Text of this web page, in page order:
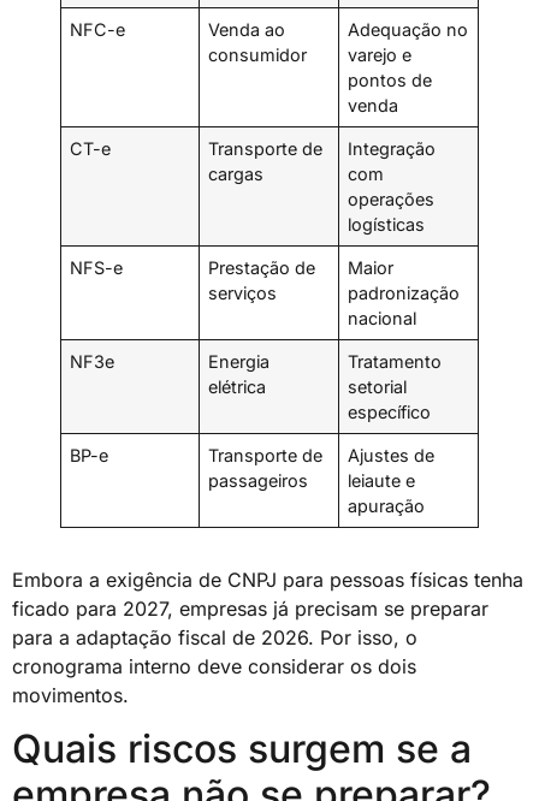
NFC-e
Venda ao
consumidor
Adequação no
varejo e
pontos de
venda
CT-e
Transporte de
cargas
Integração
com
operações
logísticas
NFS-e
Prestação de
serviços
Maior
padronização
nacional
NF3e
Energia
elétrica
Tratamento
setorial
específico
BP-e
Transporte de
passageiros
Ajustes de
leiaute e
apuração
Embora a exigência de CNPJ para pessoas físicas tenha
ficado para 2027, empresas já precisam se preparar
para a adaptação fiscal de 2026. Por isso, o
cronograma interno deve considerar os dois
movimentos.
Quais riscos surgem se a